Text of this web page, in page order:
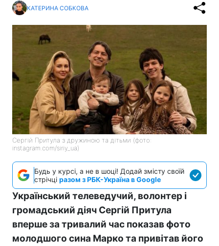
КАТЕРИНА СОБКОВА
Сергій Притула з дружиною та дітьми (фото:
instagram.com/siriy_ua)
Будь у курсі, а не в шоці! Додай змісту своїй
стрічці разом з РБК-Україна в Google
Український телеведучий, волонтер і
громадський діяч Сергій Притула
вперше за тривалий час показав фото
молодшого сина Марко та привітав його